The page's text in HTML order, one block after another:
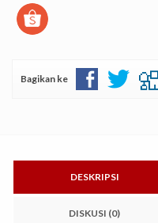
Bagikan ke
DESKRIPSI
DISKUSI (0)